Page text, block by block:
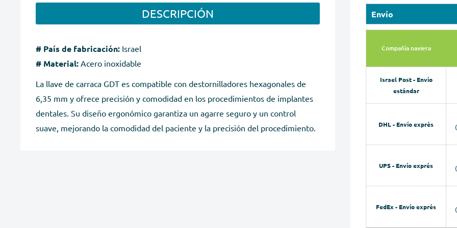
Envío
Compañía naviera
Israel Post - Envío
estándar
DHL - Envío exprés
UPS - Envío exprés
FedEx - Envío exprés
DESCRIPCIÓN
# País de fabricación: Israel
# Material: Acero inoxidable
La llave de carraca GDT es compatible con destornilladores hexagonales de
6,35 mm y ofrece precisión y comodidad en los procedimientos de implantes
dentales. Su diseño ergonómico garantiza un agarre seguro y un control
suave, mejorando la comodidad del paciente y la precisión del procedimiento.